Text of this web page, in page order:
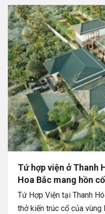
Tứ hợp viện ở Thanh
Hoa Bắc mang hồn
Tứ Hợp Viện tại Thanh
thở kiến trúc cổ của vùng